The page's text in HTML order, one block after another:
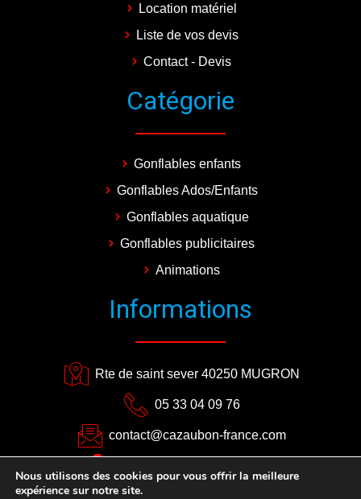
Location matériel
Liste de vos devis
Contact - Devis
Catégorie
Gonflables enfants
Gonflables Ados/Enfants
Gonflables aquatique
Gonflables publicitaires
Animations
Informations
Rte de saint sever 40250 MUGRON
05 33 04 09 76
contact@cazaubon-france.com
Nous utilisons des cookies pour vous offrir la meilleure
expérience sur notre site.